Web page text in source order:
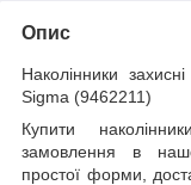
Опис
Наколінники
Sigma (9462211)
Купити
замовлення в
простої форми,